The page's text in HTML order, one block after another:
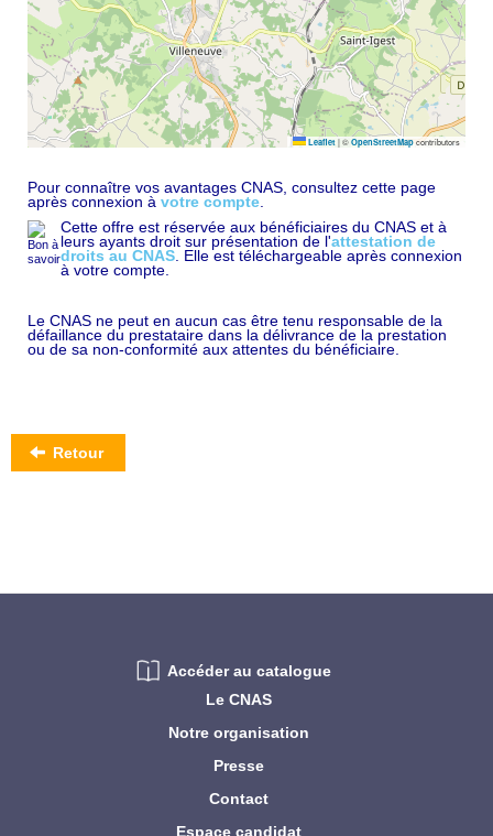
Leaflet |© OpenStreetMap contributors
Pour connaître vos avantages CNAS, consultez cette page
après connexion à votre compte.
Cette offre est réservée aux bénéficiaires du CNAS et à
leurs ayants droit sur présentation de l'attestation de
droits au CNAS. Elle est téléchargeable après connexion
à votre compte.
Le CNAS ne peut en aucun cas être tenu responsable de la
défaillance du prestataire dans la délivrance de la prestation
ou de sa non-conformité aux attentes du bénéficiaire.
Retour
Le CNAS
Notre organisation
Presse
Contact
Espace candidat
Accéder au catalogue